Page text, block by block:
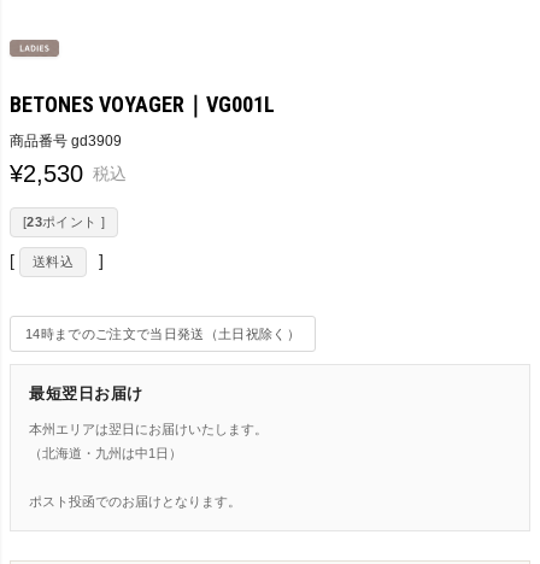
BETONES VOYAGER｜VG001L
商品番号 gd3909
¥2,530 税込
[23ポイント ]
送料込
14時までのご注文で当日発送（土日祝除く）
最短翌日お届け
本州エリアは翌日にお届けいたします。
（北海道・九州は中1日）
ポスト投函でのお届けとなります。